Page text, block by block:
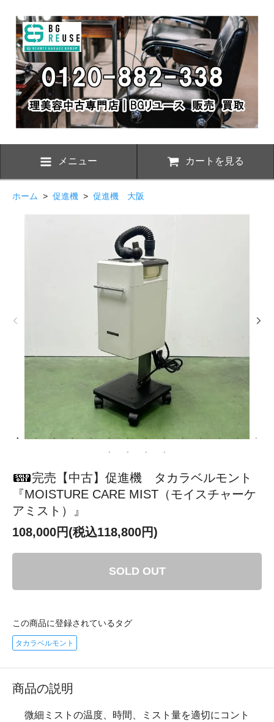
メニュー カートを見る
ホーム > 促進機 > 促進機 大阪
完売【中古】促進機 タカラベルモント
『MOISTURE CARE MIST（モイスチャーケ
アミスト）』
108,000円(税込118,800円)
SOLD OUT
この商品に登録されているタグ
タカラベルモント
商品の説明
微細ミストの温度、時間、ミスト量を適切にコント